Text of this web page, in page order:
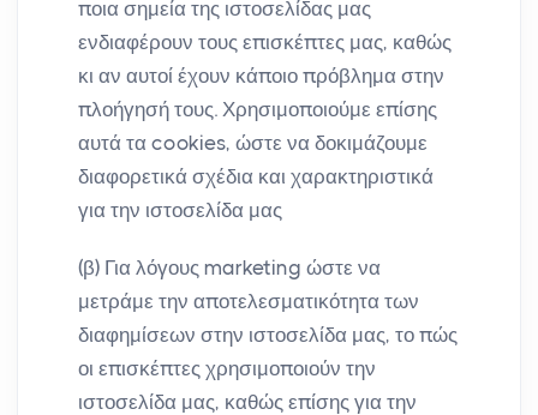
ποια σημεία της ιστοσελίδας μας
ενδιαφέρουν τους επισκέπτες μας, καθώς
κι αν αυτοί έχουν κάποιο πρόβλημα στην
πλοήγησή τους. Χρησιμοποιούμε επίσης
αυτά τα cookies, ώστε να δοκιμάζουμε
διαφορετικά σχέδια και χαρακτηριστικά
για την ιστοσελίδα μας
(β) Για λόγους marketing ώστε να
μετράμε την αποτελεσματικότητα των
διαφημίσεων στην ιστοσελίδα μας, το πώς
οι επισκέπτες χρησιμοποιούν την
ιστοσελίδα μας, καθώς επίσης για την